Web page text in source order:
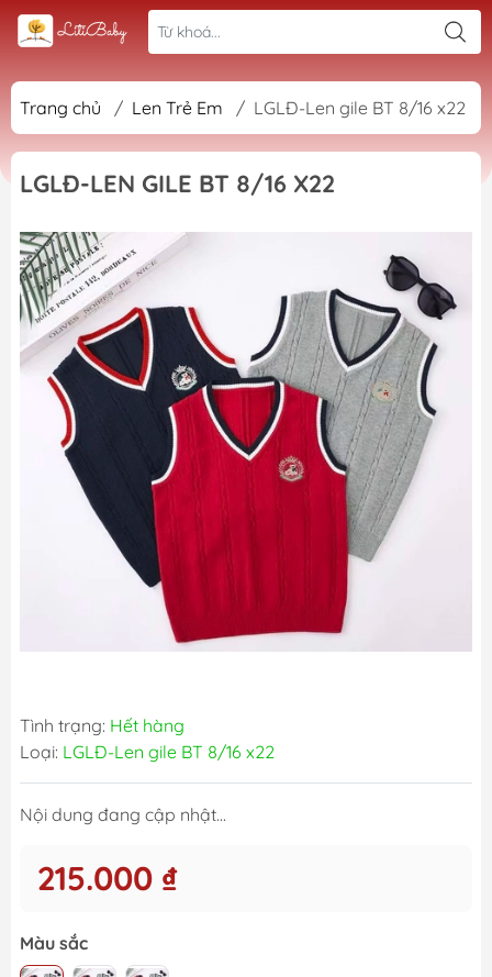
Trang chủ / Len Trẻ Em / LGLĐ-Len gile BT 8/16 x22
LGLĐ-LEN GILE BT 8/16 X22
Tình trạng: Hết hàng
Loại: LGLĐ-Len gile BT 8/16 x22
Nội dung đang cập nhật...
215.000 ₫
Màu sắc